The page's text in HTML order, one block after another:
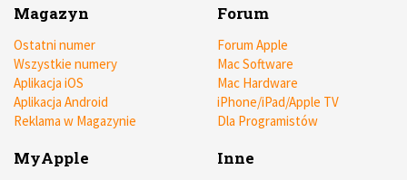
Magazyn
Ostatni numer
Wszystkie numery
Aplikacja iOS
Aplikacja Android
Reklama w Magazynie
Forum
Forum Apple
Mac Software
Mac Hardware
iPhone/iPad/Apple TV
Dla Programistów
MyApple Inne